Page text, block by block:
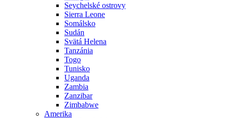
Seychelské ostrovy
Sierra Leone
Somálsko
Sudán
Svätá Helena
Tanzánia
Togo
Tunisko
Uganda
Zambia
Zanzibar
Zimbabwe
Amerika